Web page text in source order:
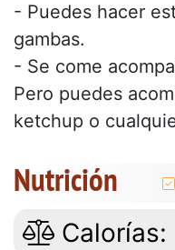
- Puedes hacer
gambas.
- Se come
Pero puedes
ketchup o
Nutrición
Calorías: